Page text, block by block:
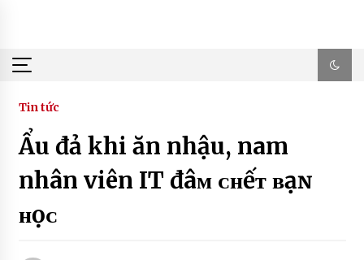
Tin tức
Ẩu đả khi ăn nhậu, nam
nhân viên IT đâᴍ ᴄʜếᴛ ʙạɴ
ʜọᴄ